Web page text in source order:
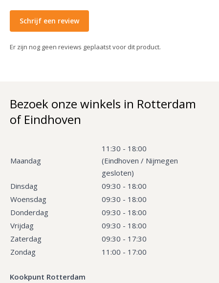
Schrijf een review
Er zijn nog geen reviews geplaatst voor dit product.
Bezoek onze winkels in Rotterdam
of Eindhoven
Maandag
11:30 - 18:00
(Eindhoven / Nijmegen
gesloten)
Dinsdag
09:30 - 18:00
Woensdag
09:30 - 18:00
Donderdag
09:30 - 18:00
Vrijdag
09:30 - 18:00
Zaterdag
09:30 - 17:30
Zondag
11:00 - 17:00
Kookpunt Rotterdam